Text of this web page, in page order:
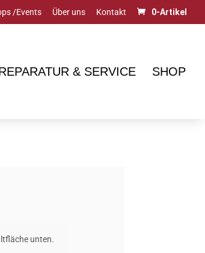
/Events Über uns Kontakt 0-Artikel
& SERVICE SHOP
unten.